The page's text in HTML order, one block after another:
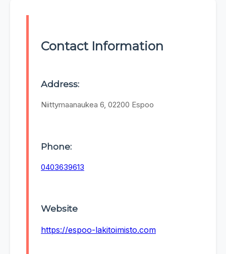
Contact Information
Address:
Niittymaanaukea 6, 02200 Espoo
Phone:
0403639613
Website
https://espoo-lakitoimisto.com